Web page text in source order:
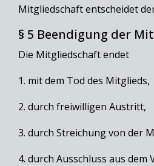
Mitgliedschaft entscheidet
§ 5 Beendigung der
Die Mitgliedschaft endet
1. mit dem Tod des Mitglieds,
2. durch freiwilligen Austritt,
3. durch Streichung von der
4. durch Ausschluss aus dem